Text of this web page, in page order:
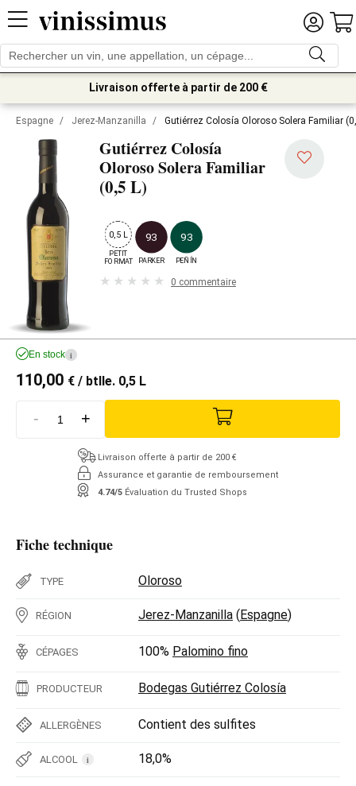
Livraison offerte à partir de 200 €
Espagne / Jerez-Manzanilla / Gutiérrez Colosía Oloroso Solera Familiar
Gutiérrez Colosía
Oloroso Solera Familiar
(0,5 L)
0,5 L
PETIT
FORMAT
93
PARKER
93
PEÑÍN
0 commentaire
En stock i
110,00 € / btlle. 0,5 L
- +
Livraison offerte à partir de 200 €
Assurance et garantie de remboursement
4.74/5 Évaluation du Trusted Shops
Fiche technique
TYPE Oloroso
RÉGION Jerez-Manzanilla (Espagne)
CÉPAGES 100% Palomino fino
PRODUCTEUR Bodegas Gutiérrez Colosía
ALLERGÈNES Contient des sulfites
ALCOOL i 18,0%